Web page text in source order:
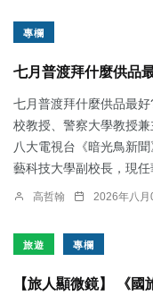
專欄
七月普渡拜什麼供品
七月普渡拜什麼供品最
校教授、警察大學教授兼
八大電視台《暗光鳥新
藝科技大學副校長，現任
高哲翰 2026年八月
旅遊 專欄
【旅人顯微鏡】 《國